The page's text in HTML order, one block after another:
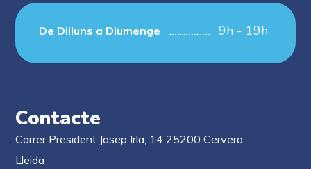
De Dilluns a Diumenge 9h - 19h
Contacte
Carrer President Josep Irla, 14 25200 Cervera,
Lleida